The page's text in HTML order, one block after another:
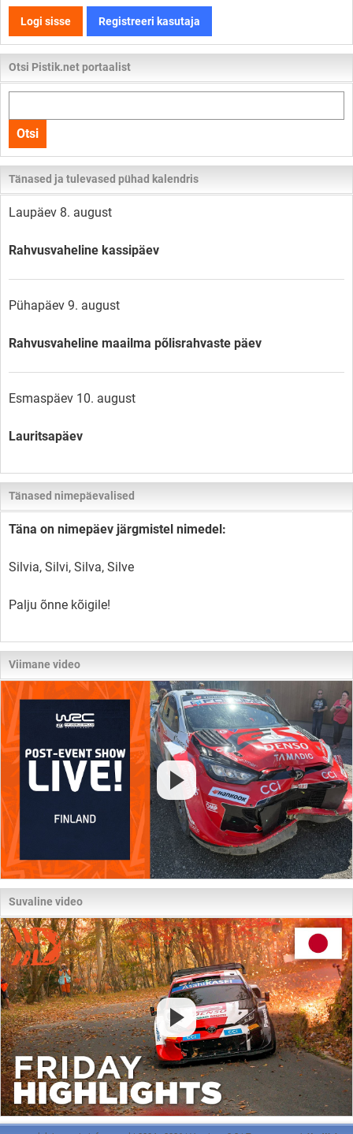
Logi sisse Registreeri kasutaja
Otsi Pistik.net portaalist
kogu
lehelt
Otsi
Tänased ja tulevased pühad kalendris
Laupäev 8. august
Rahvusvaheline kassipäev
Pühapäev 9. august
Rahvusvaheline maailma põlisrahvaste päev
Esmaspäev 10. august
Lauritsapäev
Tänased nimepäevalised
Täna on nimepäev järgmistel nimedel:
Silvia, Silvi, Silva, Silve
Palju õnne kõigile!
Viimane video
Suvaline video